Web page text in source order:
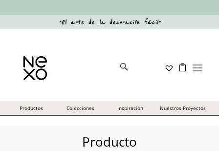
“El arte de la decoración fácil”
Producto